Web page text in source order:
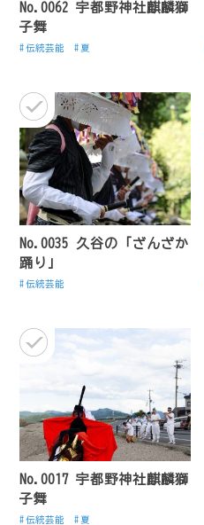
No.0062 宇都野神社麒麟獅
子舞
伝統芸能 夏
No.0035 久谷の「ざんざか
踊り」
伝統芸能
No.0017 宇都野神社麒麟獅
子舞
伝統芸能 夏